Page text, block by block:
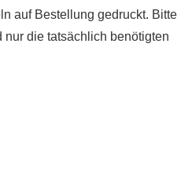
auf Bestellung gedruckt. Bitte
nur die tatsächlich benötigten